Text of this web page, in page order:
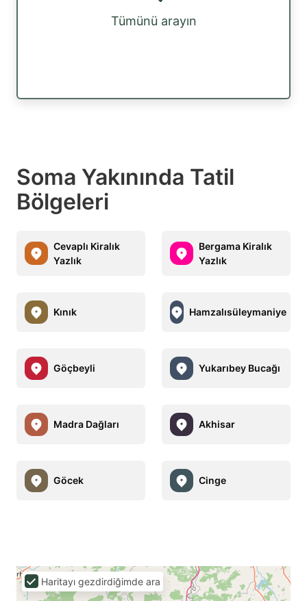
Tümünü arayın
Soma Yakınında Tatil
Bölgeleri
Cevaplı Kiralık
Yazlık
Bergama Kiralık
Yazlık
Kınık Hamzalısüleymaniye
Göçbeyli Yukarıbey Bucağı
Madra Dağları Akhisar
Göcek Cinge
Haritayı gezdirdiğimde ara